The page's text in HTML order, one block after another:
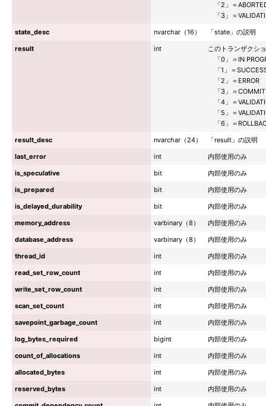
「2」＝
「3」＝
state_desc
nvarchar（16）
「state」の説明
result
int
このトランザクシ
「0」＝IN
「1」＝
「2」＝ERROR
「3」＝COMMIT
「4」＝
「5」＝
「6」＝
result_desc
nvarchar（24）
「result」の説明
last_error
int
内部使用のみ
is_speculative
bit
内部使用のみ
is_prepared
bit
内部使用のみ
is_delayed_durability
bit
内部使用のみ
memory_address
varbinary（8）
内部使用のみ
database_address
varbinary（8）
内部使用のみ
thread_id
int
内部使用のみ
read_set_row_count
int
内部使用のみ
write_set_row_count
int
内部使用のみ
scan_set_count
int
内部使用のみ
savepoint_garbage_count
int
内部使用のみ
log_bytes_required
bigint
内部使用のみ
count_of_allocations
int
内部使用のみ
allocated_bytes
int
内部使用のみ
reserved_bytes
int
内部使用のみ